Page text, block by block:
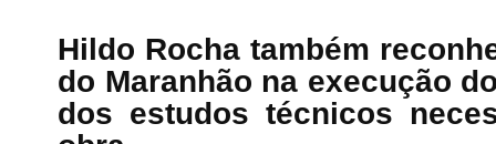
Hildo Rocha também
do Maranhão na execução
dos estudos técnicos